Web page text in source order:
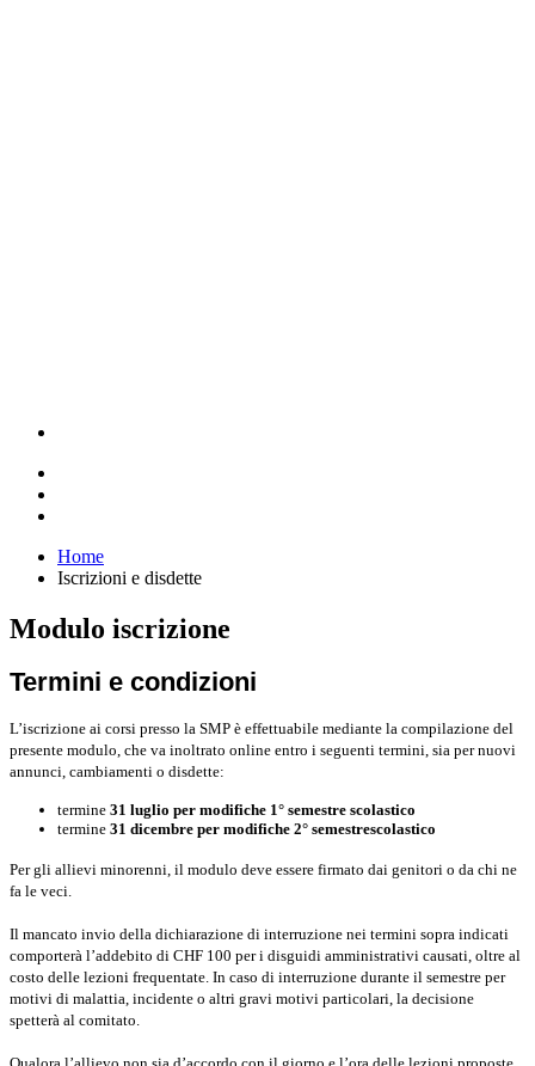
Home
Iscrizioni e disdette
Modulo iscrizione
Termini e condizioni
L’iscrizione ai corsi presso la SMP è effettuabile mediante la compilazione del
presente modulo, che va inoltrato online entro i seguenti termini, sia per nuovi
annunci, cambiamenti o disdette:
termine 31 luglio per modifiche 1° semestre scolastico
termine 31 dicembre per modifiche 2° semestrescolastico
Per gli allievi minorenni, il modulo deve essere firmato dai genitori o da chi ne
fa le veci.
Il mancato invio della dichiarazione di interruzione nei termini sopra indicati
comporterà l’addebito di CHF 100 per i disguidi amministrativi causati, oltre al
costo delle lezioni frequentate. In caso di interruzione durante il semestre per
motivi di malattia, incidente o altri gravi motivi particolari, la decisione
spetterà al comitato.